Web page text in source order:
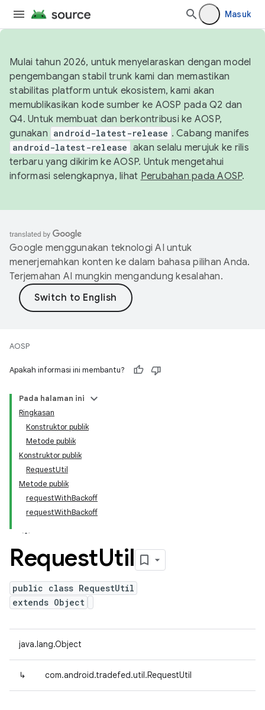
Masuk
Mulai tahun 2026, untuk menyelaraskan dengan model
pengembangan stabil trunk kami dan memastikan
stabilitas platform untuk ekosistem, kami akan
memublikasikan kode sumber ke AOSP pada Q2 dan
Q4. Untuk membuat dan berkontribusi ke AOSP,
gunakan android-latest-release . Cabang manifes
android-latest-release akan selalu merujuk ke rilis
terbaru yang dikirim ke AOSP. Untuk mengetahui
informasi selengkapnya, lihat Perubahan pada AOSP.
Google menggunakan teknologi AI untuk
menerjemahkan konten ke dalam bahasa pilihan Anda.
Terjemahan AI mungkin mengandung kesalahan.
AOSP
Apakah informasi ini membantu?
Pada halaman ini
Ringkasan
Konstruktor publik
Metode publik
Konstruktor publik
RequestUtil
Metode publik
requestWithBackoff
requestWithBackoff
RequestUtil
public class RequestUtil
extends Object
java.lang.Object
↳ com.android.tradefed.util.RequestUtil